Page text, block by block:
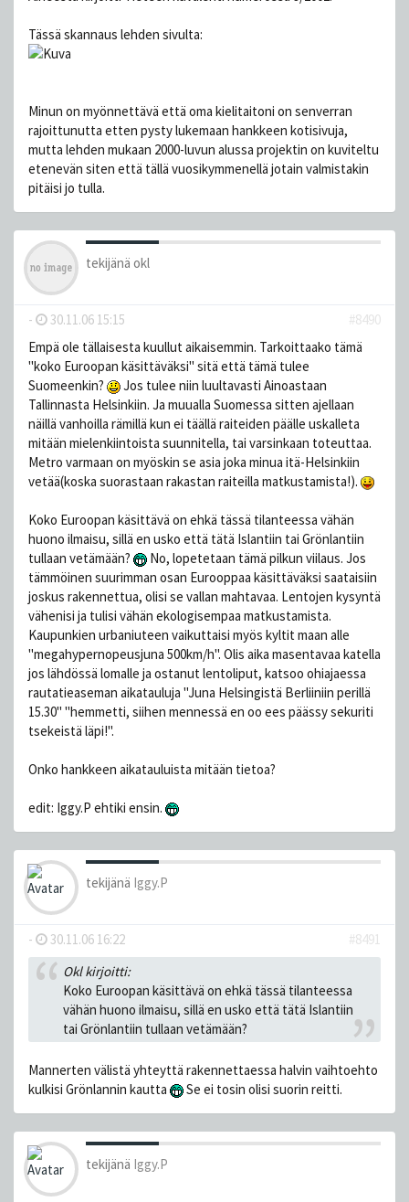
Tässä skannaus lehden sivulta:
Minun on myönnettävä että oma kielitaitoni on senverran
rajoittunutta etten pysty lukemaan hankkeen kotisivuja,
mutta lehden mukaan 2000-luvun alussa projektin on kuviteltu
etenevän siten että tällä vuosikymmenellä jotain valmistakin
pitäisi jo tulla.
tekijänä okl
- 30.11.06 15:15
#8490
Empä ole tällaisesta kuullut aikaisemmin. Tarkoittaako tämä
"koko Euroopan käsittäväksi" sitä että tämä tulee
Suomeenkin?
Jos tulee niin luultavasti Ainoastaan
Tallinnasta Helsinkiin. Ja muualla Suomessa sitten ajellaan
näillä vanhoilla rämillä kun ei täällä raiteiden päälle uskalleta
mitään mielenkiintoista suunnitella, tai varsinkaan toteuttaa.
Metro varmaan on myöskin se asia joka minua itä-Helsinkiin
vetää(koska suorastaan rakastan raiteilla matkustamista!).
Koko Euroopan käsittävä on ehkä tässä tilanteessa vähän
huono ilmaisu, sillä en usko että tätä Islantiin tai Grönlantiin
tullaan vetämään?
No, lopetetaan tämä pilkun viilaus. Jos
tämmöinen suurimman osan Eurooppaa käsittäväksi saataisiin
joskus rakennettua, olisi se vallan mahtavaa. Lentojen kysyntä
vähenisi ja tulisi vähän ekologisempaa matkustamista.
Kaupunkien urbaniuteen vaikuttaisi myös kyltit maan alle
"megahypernopeusjuna 500km/h". Olis aika masentavaa katella
jos lähdössä lomalle ja ostanut lentoliput, katsoo ohiajaessa
rautatieaseman aikatauluja "Juna Helsingistä Berliiniin perillä
15.30" "hemmetti, siihen mennessä en oo ees päässy sekuriti
tsekeistä läpi!".
Onko hankkeen aikatauluista mitään tietoa?
edit: Iggy.P ehtiki ensin.
tekijänä Iggy.P
- 30.11.06 16:22
#8491
Okl kirjoitti:
Koko Euroopan käsittävä on ehkä tässä tilanteessa
vähän huono ilmaisu, sillä en usko että tätä Islantiin
tai Grönlantiin tullaan vetämään?
Mannerten välistä yhteyttä rakennettaessa halvin vaihtoehto
kulkisi Grönlannin kautta
Se ei tosin olisi suorin reitti.
tekijänä Iggy.P